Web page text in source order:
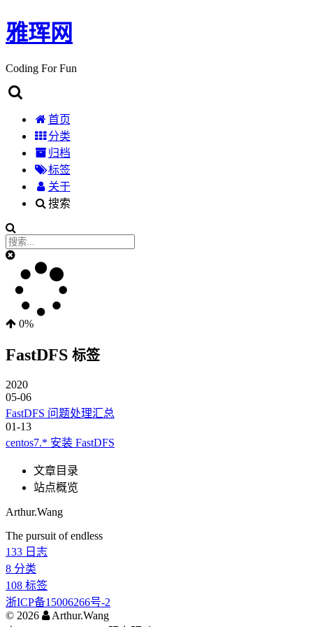
雅珲网
Coding For Fun
首页
分类
归档
标签
关于
搜索
0%
FastDFS 标签
2020
05-06
FastDFS 问题处理汇总
01-13
centos7.* 安装 FastDFS
文章目录
站点概览
Arthur.Wang
The pursuit of endless
133 日志
8 分类
108 标签
浙ICP备15006266号-2
© 2026
Arthur.Wang